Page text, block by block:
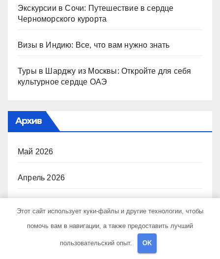
Экскурсии в Сочи: Путешествие в сердце
Черноморского курорта
Визы в Индию: Все, что вам нужно знать
Туры в Шарджу из Москвы: Откройте для себя
культурное сердце ОАЭ
Архив
Май 2026
Апрель 2026
Август 2024
Этот сайт использует куки-файлы и другие технологии, чтобы
помочь вам в навигации, а также предоставить лучший
пользовательский опыт. OK